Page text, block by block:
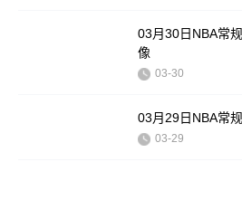
03月30日NBA常
像
03-30
03月29日NBA常
03-29